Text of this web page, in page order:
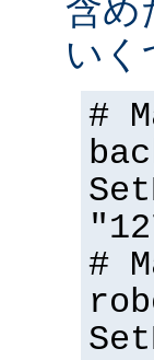
含め
いく
#
#